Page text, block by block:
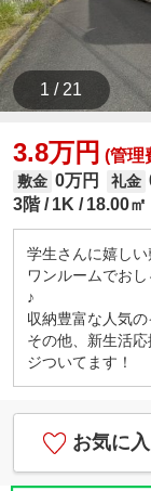
1 / 21
3.8万円 (管理
敷金 0万円 礼金
3階
1K 18.00㎡
学生さんに嬉しい
ワンルームでお
♪
収納豊富な人気
その他、新生活
ジついてます！
お気に